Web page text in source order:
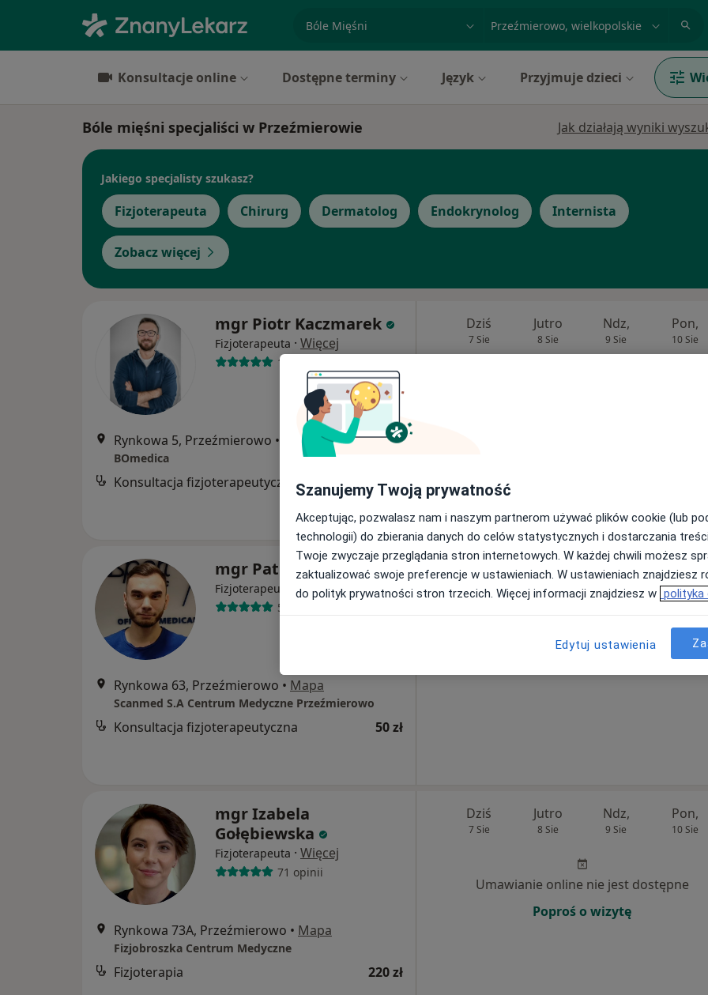
specjalizacja, badanie lub nazwiskomiasto lub dzielnica
Konsultacje online Dostępne terminy Język Przyjmuje dzieci
Bóle mięśni specjaliści w Przeźmierowie Jak działają wyniki
Jakiego specjalisty szukasz?
Fizjoterapeuta Chirurg Dermatolog Endokrynolog Internista
Zobacz więcej
mgr Piotr Kaczmarek
Fizjoterapeuta · Więcej
19 opinii
Rynkowa 5, Przeźmierowo • Mapa
BOmedica
Konsultacja fizjoterapeutyczna od 170 zł
Dziś
7 Sie
Jutro
8 Sie
Ndz,
9 Sie
Pon,
10 Sie
mgr Patryk Kurek
Fizjoterapeuta ·Więcej
5 opinii
Rynkowa 63, Przeźmierowo • Mapa
Scanmed S.A Centrum Medyczne Przeźmierowo
Konsultacja fizjoterapeutyczna 50 zł
Dziś Jutro Ndz, Pon,
10 Sie
Umawianie online nie jest dostępne
mgr Izabela
Gołębiewska
Fizjoterapeuta · Więcej
71 opinii
Rynkowa 73A, Przeźmierowo • Mapa
Fizjobroszka Centrum Medyczne
Fizjoterapia 220 zł
Dziś
7 Sie
Jutro
8 Sie
Ndz,
9 Sie
Pon,
10 Sie
Umawianie online nie jest dostępne
Poproś o wizytę
Szanujemy Twoją prywatność
Akceptując, pozwalasz nam i naszym partnerom używać plików cookie (lub
technologii) do zbierania danych do celów statystycznych i dostarczania
Twoje zwyczaje przeglądania stron internetowych. W każdej chwili możesz
zaktualizować swoje preferencje w ustawieniach. W ustawieniach znajdziesz
do polityk prywatności stron trzecich. Więcej informacji znajdziesz w polityka
Edytuj ustawienia